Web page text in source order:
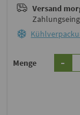
Versand
Menge -